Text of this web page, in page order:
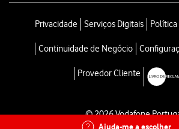
Ajuda-me a escolher
Privacidade Serviços Digitais
Continuidade de Negócio
Provedor Cliente
© 2026 Vodafone